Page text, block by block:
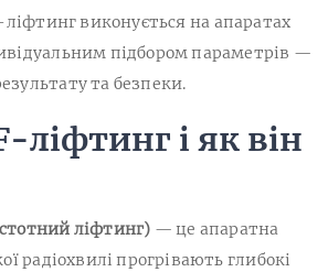
виконується на апаратах
підбором параметрів —
та безпеки.
ліфтинг і як він
ліфтинг) — це апаратна
радіохвилі прогрівають глибокі